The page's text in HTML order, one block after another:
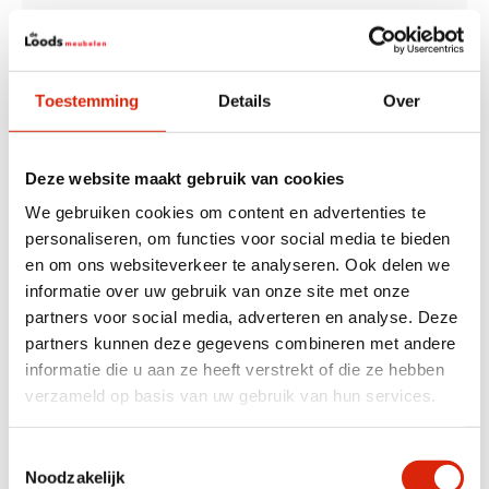
Toestemming Details Over
Deze website maakt gebruik van cookies
We gebruiken cookies om content en advertenties te
personaliseren, om functies voor social media te bieden
en om ons websiteverkeer te analyseren. Ook delen we
informatie over uw gebruik van onze site met onze
partners voor social media, adverteren en analyse. Deze
partners kunnen deze gegevens combineren met andere
informatie die u aan ze heeft verstrekt of die ze hebben
verzameld op basis van uw gebruik van hun services.
Noodzakelijk
Anderen bekeken ook
Klein Rond Zwart
Natuurstenen Wasbakje
Ronde Grijze Marmeren
Wasbak – Gegraveerde